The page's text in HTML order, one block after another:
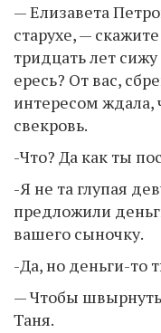
— Елизавета
старухе, —
тридцать лет
ересь? От вас,
интересом ждала,
свекровь.
-Что? Да как ты
-Я не та глупая
предложили
вашего сыночку.
-Да, но деньги-то
— Чтобы
Таня.